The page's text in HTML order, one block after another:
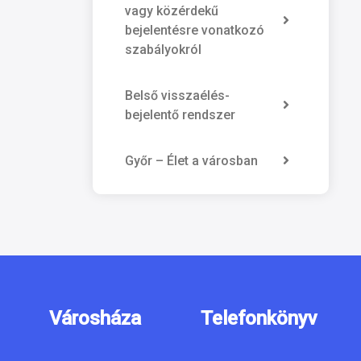
vagy közérdekű
bejelentésre vonatkozó
szabályokról
Belső visszaélés-
bejelentő rendszer
Győr – Élet a városban
Városháza Telefonkönyv